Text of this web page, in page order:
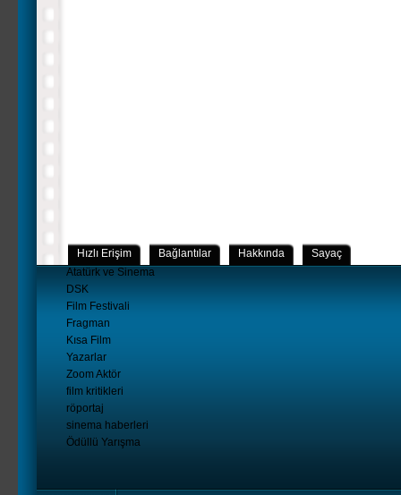
Hızlı Erişim Bağlantılar Hakkında
Sayaç
Atatürk ve Sinema
DSK
Film Festivali
Fragman
Kısa Film
Yazarlar
Zoom Aktör
film kritikleri
röportaj
sinema haberleri
Ödüllü Yarışma